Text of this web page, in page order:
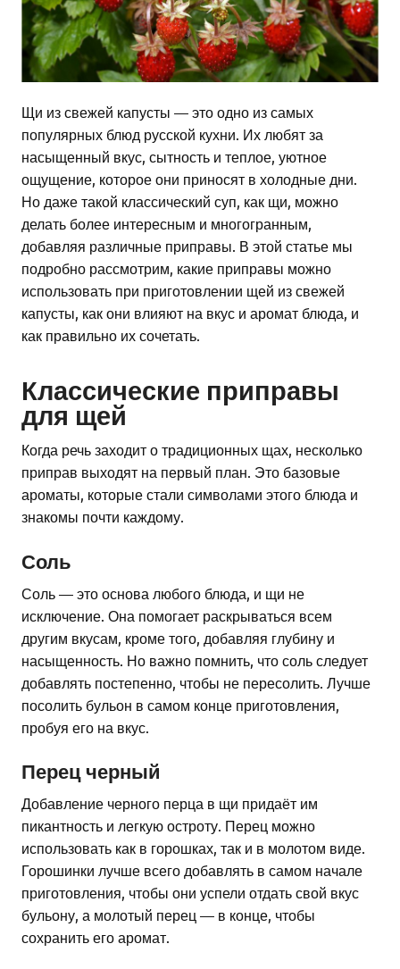
Щи из свежей капусты — это одно из самых
популярных блюд русской кухни. Их любят за
насыщенный вкус, сытность и теплое, уютное
ощущение, которое они приносят в холодные дни.
Но даже такой классический суп, как щи, можно
делать более интересным и многогранным,
добавляя различные приправы. В этой статье мы
подробно рассмотрим, какие приправы можно
использовать при приготовлении щей из свежей
капусты, как они влияют на вкус и аромат блюда, и
как правильно их сочетать.
Классические приправы
для щей
Когда речь заходит о традиционных щах, несколько
приправ выходят на первый план. Это базовые
ароматы, которые стали символами этого блюда и
знакомы почти каждому.
Соль
Соль — это основа любого блюда, и щи не
исключение. Она помогает раскрываться всем
другим вкусам, кроме того, добавляя глубину и
насыщенность. Но важно помнить, что соль следует
добавлять постепенно, чтобы не пересолить. Лучше
посолить бульон в самом конце приготовления,
пробуя его на вкус.
Перец черный
Добавление черного перца в щи придаёт им
пикантность и легкую остроту. Перец можно
использовать как в горошках, так и в молотом виде.
Горошинки лучше всего добавлять в самом начале
приготовления, чтобы они успели отдать свой вкус
бульону, а молотый перец — в конце, чтобы
сохранить его аромат.